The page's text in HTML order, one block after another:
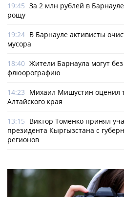
19:45 За 2 млн рублей в
рощу
19:24 В Барнауле активисты
мусора
18:40 Жители Барнаула могут
флюорографию
14:23 Михаил Мишустин оценил
Алтайского края
13:15 Виктор Томенко принял
президента Кыргызстана с
регионов